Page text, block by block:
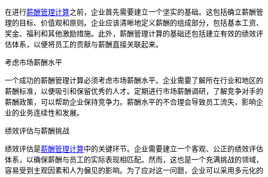
在进行薪酬管理计算之前，企业首先需要建立一个坚实的基础。这包括确立薪酬管
理的目标、价值观和原则。企业应该清晰地定义薪酬的组成部分，包括基本工资、
奖金、福利和其他激励措施。此外，薪酬管理计算的基础还包括建立有效的绩效评
估体系，以便将员工的贡献与薪酬直接关联起来。
考虑市场薪酬水平
一个成功的薪酬管理计算必须考虑市场薪酬水平。企业需要了解所在行业和地区的
薪酬标准，以便吸引和保留优秀的人才。定期进行市场薪酬调研，了解竞争对手的
薪酬政策，可以帮助企业保持竞争力。薪酬水平的不合理会导致员工流失，影响企
业的业务连续性和发展。
绩效评估与薪酬挑战
绩效评估是薪酬管理计算中的关键环节。企业需要建立一个客观、公正的绩效评估
体系，以确保薪酬与员工的实际表现相匹配。然而，这也是一个充满挑战的领域，
容易受到主观因素和人为偏见的影响。为了应对这一问题，企业可以采用多元化的